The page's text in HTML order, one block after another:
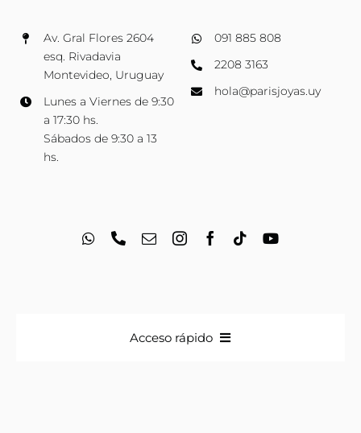
Av. Gral Flores 2604
esq. Rivadavia
Montevideo, Uruguay
Lunes a Viernes de 9:30
a 17:30 hs.
Sábados de 9:30 a 13
hs.
091 885 808
2208 3163
hola@parisjoyas.uy
Acceso rápido